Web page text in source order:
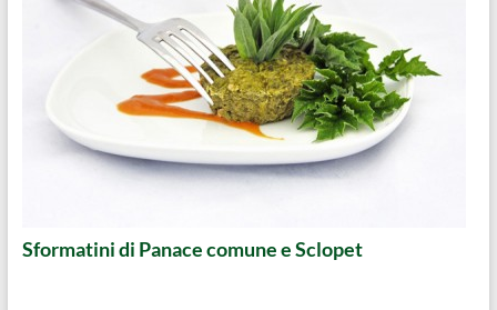
Sformatini di Panace comune e Sclopet